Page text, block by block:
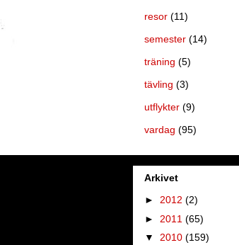
resor (11)
semester (14)
träning (5)
tävling (3)
utflykter (9)
vardag (95)
Arkivet
► 2012 (2)
► 2011 (65)
▼ 2010 (159)